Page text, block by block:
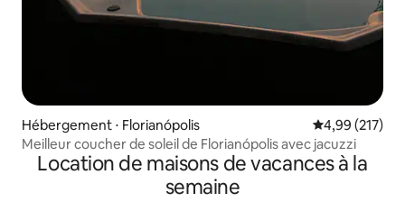
Hébergement ⋅ Florianópolis Évaluation
4,99 (217)
Meilleur coucher de soleil de Florianópolis avec jacuzzi
Location de maisons de vacances à la
semaine